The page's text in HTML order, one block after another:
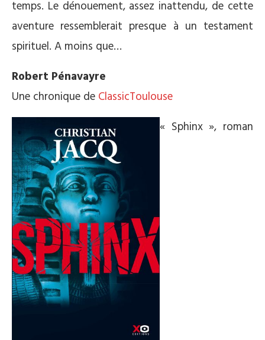
temps. Le dénouement, assez inattendu, de cette
aventure ressemblerait presque à un testament
spirituel. A moins que…
Robert Pénavayre
Une chronique de ClassicToulouse
« Sphinx », roman